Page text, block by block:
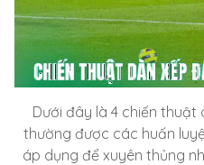
Dưới đây là 4 chiến
thường được các huấn
áp dụng để xuyên thủng